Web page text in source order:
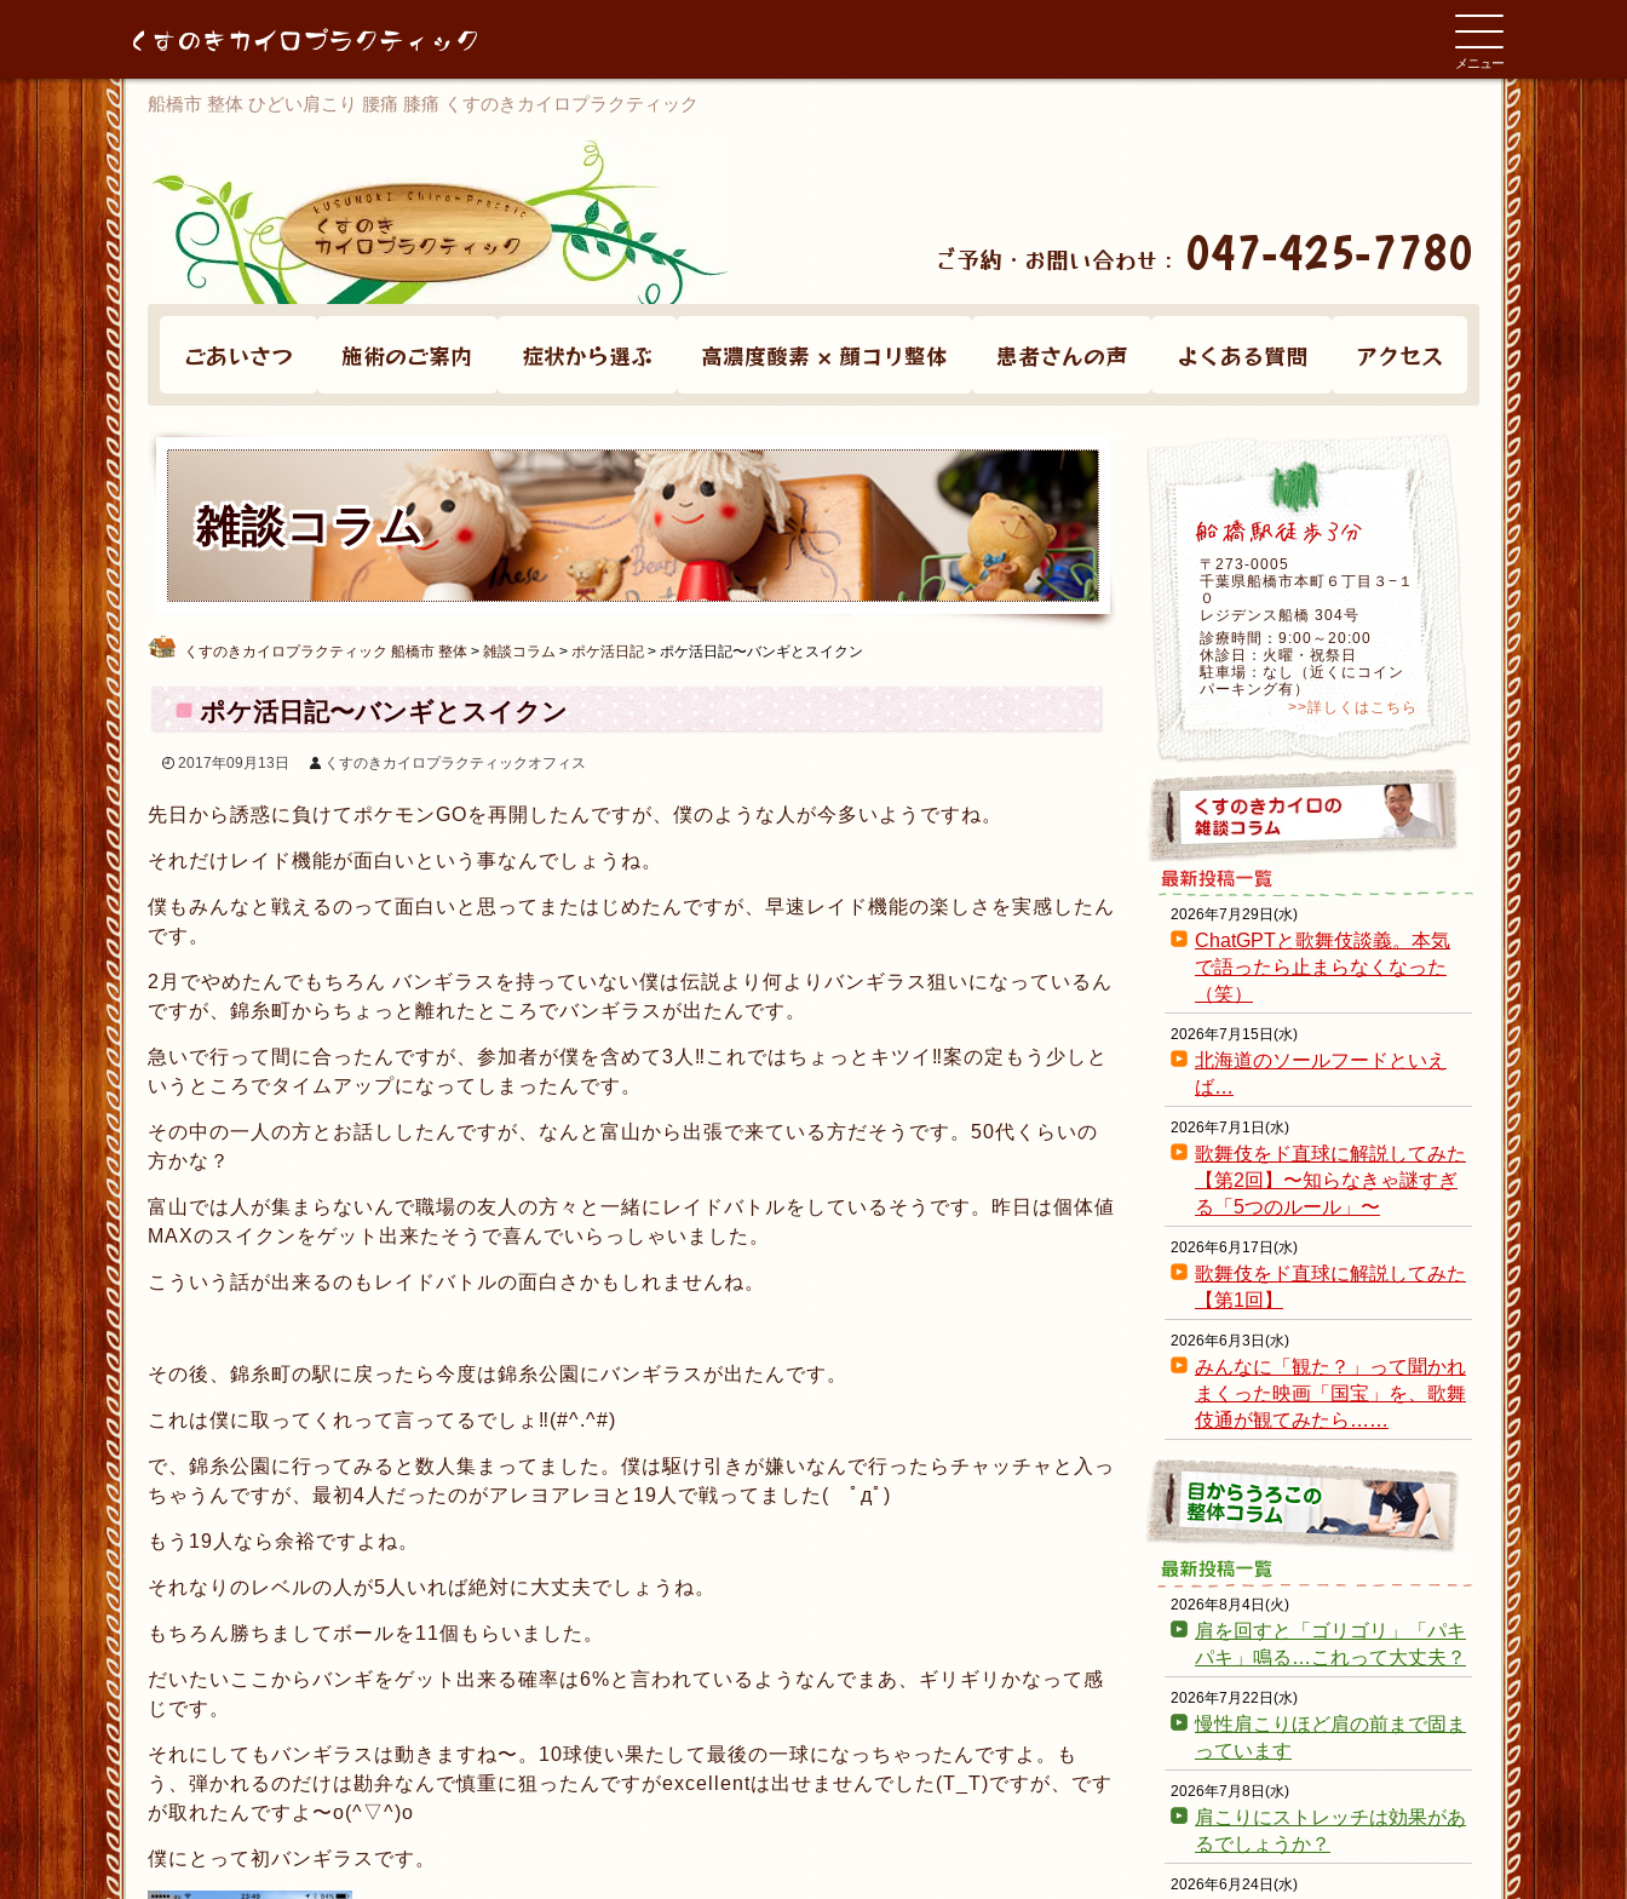
船橋市 整体 ひどい肩こり 腰痛 膝痛 くすのきカイロプラクティック
ご予約・お問い合わせ： 047-425-7780
ごあいさつ 施術のご案内 症状から選ぶ 高濃度酸素 × 顔コリ整体 患者さんの声 よくある質問 アクセス
雑談コラム
くすのきカイロプラクティック 船橋市 整体 > 雑談コラム > ポケ活日記 > ポケ活日記〜バンギとスイクン
ポケ活日記〜バンギとスイクン
2017年09月13日 くすのきカイロプラクティックオフィス
先日から誘惑に負けてポケモンGOを再開したんですが、僕のような人が今多いようですね。
それだけレイド機能が面白いという事なんでしょうね。
僕もみんなと戦えるのって面白いと思ってまたはじめたんですが、早速レイド機能の楽しさを実感したん
です。
2月でやめたんでもちろん バンギラスを持っていない僕は伝説より何よりバンギラス狙いになっているん
ですが、錦糸町からちょっと離れたところでバンギラスが出たんです。
急いで行って間に合ったんですが、参加者が僕を含めて3人‼︎これではちょっとキツイ‼︎案の定もう少しと
いうところでタイムアップになってしまったんです。
その中の一人の方とお話ししたんですが、なんと富山から出張で来ている方だそうです。50代くらいの
方かな？
富山では人が集まらないんで職場の友人の方々と一緒にレイドバトルをしているそうです。昨日は個体値
MAXのスイクンをゲット出来たそうで喜んでいらっしゃいました。
こういう話が出来るのもレイドバトルの面白さかもしれませんね。
その後、錦糸町の駅に戻ったら今度は錦糸公園にバンギラスが出たんです。
これは僕に取ってくれって言ってるでしょ‼︎(#^.^#)
で、錦糸公園に行ってみると数人集まってました。僕は駆け引きが嫌いなんで行ったらチャッチャと入っ
ちゃうんですが、最初4人だったのがアレヨアレヨと19人で戦ってました( ﾟдﾟ)
もう19人なら余裕ですよね。
それなりのレベルの人が5人いれば絶対に大丈夫でしょうね。
もちろん勝ちましてボールを11個もらいました。
だいたいここからバンギをゲット出来る確率は6%と言われているようなんでまあ、ギリギリかなって感
じです。
それにしてもバンギラスは動きますね〜。10球使い果たして最後の一球になっちゃったんですよ。も
う、弾かれるのだけは勘弁なんで慎重に狙ったんですがexcellentは出せませんでした(T_T)ですが、です
が取れたんですよ〜o(^▽^)o
僕にとって初バンギラスです。
〒273-0005
千葉県船橋市本町６丁目３−１
０
レジデンス船橋 304号
診療時間：9:00～20:00
休診日：火曜・祝祭日
駐車場：なし（近くにコイン
パーキング有）
>>詳しくはこちら
2026年7月29日(水)
ChatGPTと歌舞伎談義。本気
で語ったら止まらなくなった
（笑）
2026年7月15日(水)
北海道のソールフードといえ
ば…
2026年7月1日(水)
歌舞伎をド直球に解説してみた
【第2回】〜知らなきゃ謎すぎ
る「5つのルール」〜
2026年6月17日(水)
歌舞伎をド直球に解説してみた
【第1回】
2026年6月3日(水)
みんなに「観た？」って聞かれ
まくった映画「国宝」を、歌舞
伎通が観てみたら……
2026年8月4日(火)
肩を回すと「ゴリゴリ」「パキ
パキ」鳴る…これって大丈夫？
2026年7月22日(水)
慢性肩こりほど肩の前まで固ま
っています
2026年7月8日(水)
肩こりにストレッチは効果があ
るでしょうか？
2026年6月24日(水)
メニュー